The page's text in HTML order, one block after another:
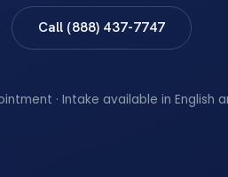
Call (888) 437-7747
· Intake available in English